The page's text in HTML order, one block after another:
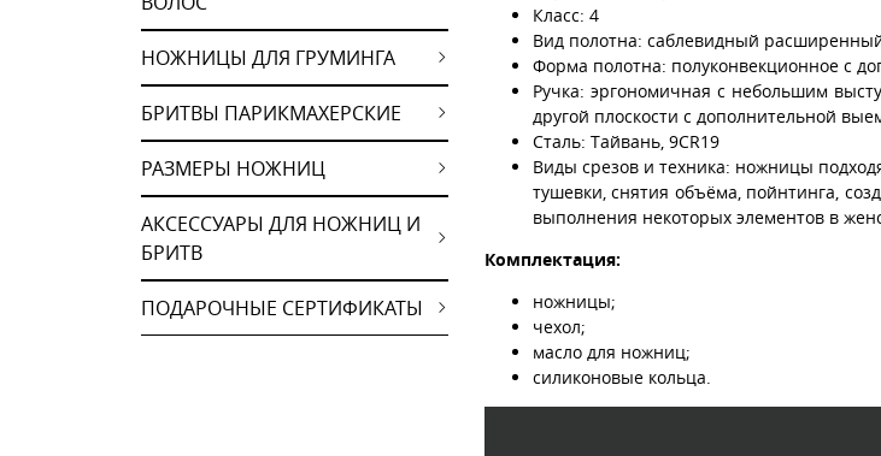
НОЖНИЦЫ ДЛЯ ГРУМИНГА
БРИТВЫ ПАРИКМАХЕРСКИЕ
РАЗМЕРЫ НОЖНИЦ
АКСЕССУАРЫ ДЛЯ НОЖНИЦ И
БРИТВ
ПОДАРОЧНЫЕ СЕРТИФИКАТЫ
Класс: 4
Вид полотна: саблевидный
Форма полотна: полуконвекционное c
Ручка: эргономичная с небольшим
другой плоскости с дополнительной
Сталь: Тайвань, 9CR19
Виды срезов и техника: ножницы
тушевки, снятия объёма, пойнтинга,
выполнения некоторых элементов в
Комплектация:
ножницы;
чехол;
масло для ножниц;
силиконовые кольца.